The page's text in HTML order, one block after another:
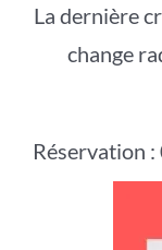
La dernière
change
Réservation